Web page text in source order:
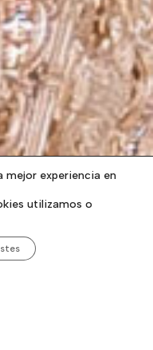
mejor experiencia en
utilizamos o